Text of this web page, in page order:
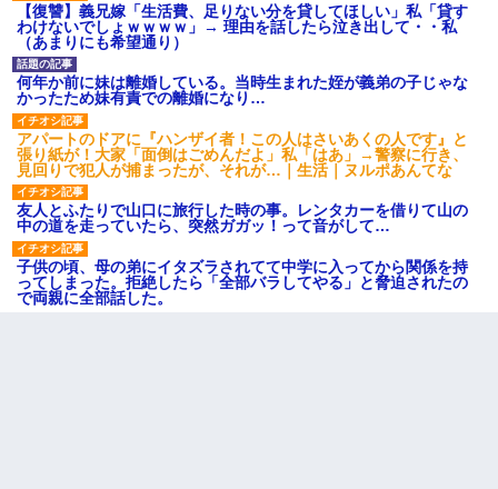
【復讐】義兄嫁「生活費、足りない分を貸してほしい」私「貸す
わけないでしょｗｗｗｗ」→ 理由を話したら泣き出して・・私
（あまりにも希望通り）
何年か前に妹は離婚している。当時生まれた姪が義弟の子じゃな
かったため妹有責での離婚になり…
アパートのドアに『ハンザイ者！この人はさいあくの人です』と
張り紙が！大家「面倒はごめんだよ」私「はあ」→警察に行き、
見回りで犯人が捕まったが、それが…｜生活｜ヌルポあんてな
友人とふたりで山口に旅行した時の事。レンタカーを借りて山の
中の道を走っていたら、突然ガガッ！って音がして…
子供の頃、母の弟にイタズラされてて中学に入ってから関係を持
ってしまった。拒絶したら「全部バラしてやる」と脅迫されたの
で両親に全部話した。